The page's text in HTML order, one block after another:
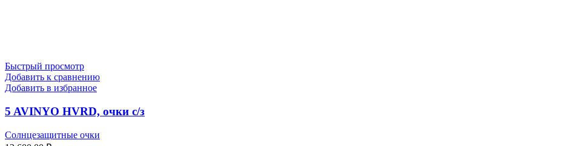
Быстрый просмотр
Добавить к сравнению
Добавить в избранное
5 AVINYO HVRD, очки с/з
Солнцезащитные очки